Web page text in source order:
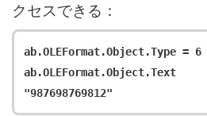
クセスできる：
ab.OLEFormat.Object.Type = 6